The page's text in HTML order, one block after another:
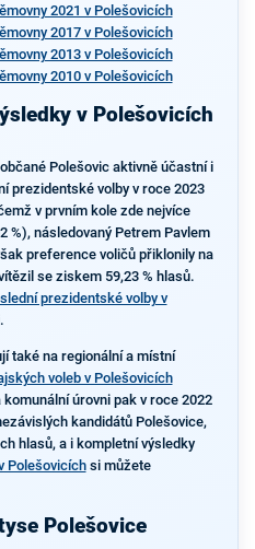
2021 v Polešovicích
2017 v Polešovicích
2013 v Polešovicích
2010 v Polešovicích
v Polešovicích
Polešovic aktivně účastní i
prezidentské volby v roce 2023
v prvním kole zde nejvíce
%), následovaný Petrem Pavlem
preference voličů přiklonily na
se ziskem 59,23 % hlasů.
prezidentské volby v
také na regionální a místní
voleb v Polešovicích
úrovni pak v roce 2022
kandidátů Polešovice,
hlasů, a i kompletní výsledky
Polešovicíchsi můžete
Polešovice